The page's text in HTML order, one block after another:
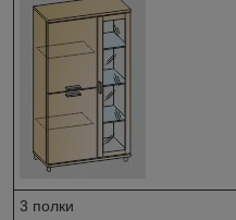
3 полки